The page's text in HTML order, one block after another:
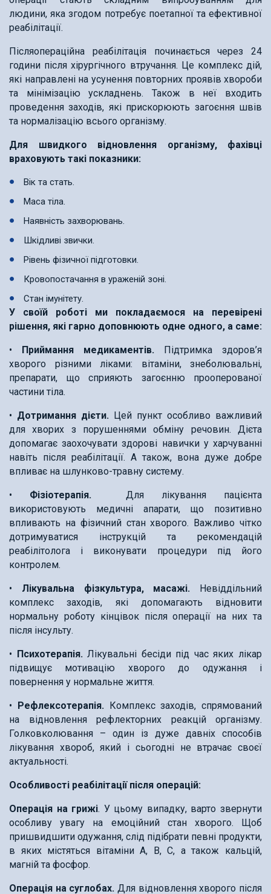
людини, яка згодом потребує поетапної та ефективної
реабілітації.
Післяопераційна реабілітація починається через 24
години після хірургічного втручання. Це комплекс дій,
які направлені на усунення повторних проявів хвороби
та мінімізацію ускладнень. Також в неї входить
проведення заходів, які прискорюють загоєння швів
та нормалізацію всього організму.
Для швидкого відновлення організму, фахівці
враховують такі показники:
Вік та стать.
Маса тіла.
Наявність захворювань.
Шкідливі звички.
Рівень фізичної підготовки.
Кровопостачання в ураженій зоні.
Стан імунітету.
У своїй роботі ми покладаємося на перевірені
рішення, які гарно доповнюють одне одного, а саме:
• Приймання медикаментів. Підтримка здоров’я
хворого різними ліками: вітаміни, знеболювальні,
препарати, що сприяють загоєнню прооперованої
частини тіла.
• Дотримання дієти. Цей пункт особливо важливий
для хворих з порушеннями обміну речовин. Дієта
допомагає заохочувати здорові навички у харчуванні
навіть після реабілітації. А також, вона дуже добре
впливає на шлунково-травну систему.
• Фізіотерапія.Для лікування пацієнта
використовують медичні апарати, що позитивно
впливають на фізичний стан хворого. Важливо чітко
дотримуватися інструкцій та рекомендацій
реабілітолога і виконувати процедури під його
контролем.
• Лікувальна фізкультура, масажі. Невіддільний
комплекс заходів, які допомагають відновити
нормальну роботу кінцівок після операції на них та
після інсульту.
• Психотерапія.Лікувальні бесіди під час яких лікар
підвищує мотивацію хворого до одужання і
повернення у нормальне життя.
• Рефлексотерапія. Комплекс заходів, спрямований
на відновлення рефлекторних реакцій організму.
Голковколювання – один із дуже давніх способів
лікування хвороб, який і сьогодні не втрачає своєї
актуальності.
Особливості реабілітації після операцій:
Операція на грижі. У цьому випадку, варто звернути
особливу увагу на емоційний стан хворого. Щоб
пришвидшити одужання, слід підібрати певні продукти,
в яких містяться вітаміни А, В, С, а також кальцій,
магній та фосфор.
Операція на суглобах. Для відновлення хворого після